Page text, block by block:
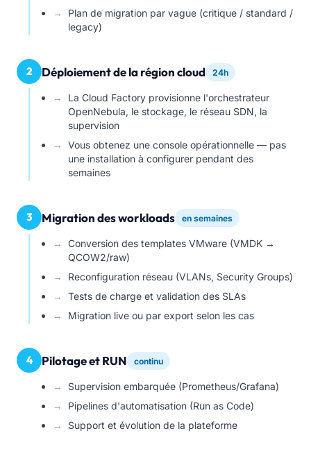
Plan de migration par vague (critique / standard /
legacy)
2 Déploiement de la région cloud 24h
La Cloud Factory provisionne l'orchestrateur
OpenNebula, le stockage, le réseau SDN, la
supervision
Vous obtenez une console opérationnelle — pas
une installation à configurer pendant des
semaines
3 Migration des workloads en semaines
Conversion des templates VMware (VMDK →
QCOW2/raw)
Reconfiguration réseau (VLANs, Security Groups)
Tests de charge et validation des SLAs
Migration live ou par export selon les cas
4 Pilotage et RUN continu
Supervision embarquée (Prometheus/Grafana)
Pipelines d'automatisation (Run as Code)
Support et évolution de la plateforme